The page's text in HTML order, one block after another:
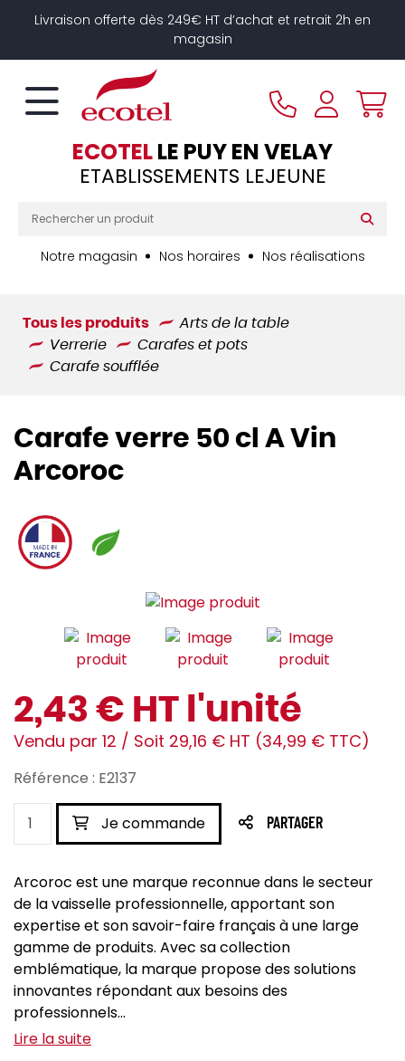
Livraison offerte dès 249€ HT d’achat et retrait 2h en
magasin
ECOTELLE PUY EN VELAY
ETABLISSEMENTS LEJEUNE
Notre magasin Nos horaires Nos réalisations
Tous les produits
Arts de la table
Verrerie
Carafes et pots
Carafe soufflée
Carafe verre 50 cl A Vin
Arcoroc
2,43 € HT l'unité
Vendu par 12 / Soit 29,16 € HT (34,99 € TTC)
Référence : E2137
Je commande PARTAGER
Arcoroc est une marque reconnue dans le secteur
de la vaisselle professionnelle, apportant son
expertise et son savoir-faire français à une large
gamme de produits. Avec sa collection
emblématique, la marque propose des solutions
innovantes répondant aux besoins des
professionnels...
Lire la suite
Panneau de gestion des cookies